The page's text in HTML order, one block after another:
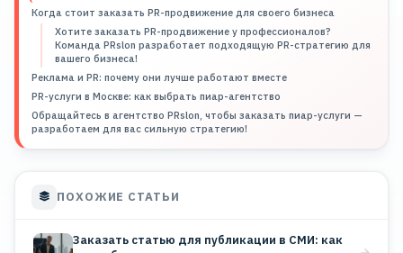
Когда стоит заказать PR-продвижение для своего бизнеса
Хотите заказать PR-продвижение у профессионалов?
Команда PRslon разработает подходящую PR-стратегию для
вашего бизнеса!
Реклама и PR: почему они лучше работают вместе
PR-услуги в Москве: как выбрать пиар-агентство
Обращайтесь в агентство PRslon, чтобы заказать пиар-услуги —
разработаем для вас сильную стратегию!
ПОХОЖИЕ СТАТЬИ
Заказать статью для публикации в СМИ: как